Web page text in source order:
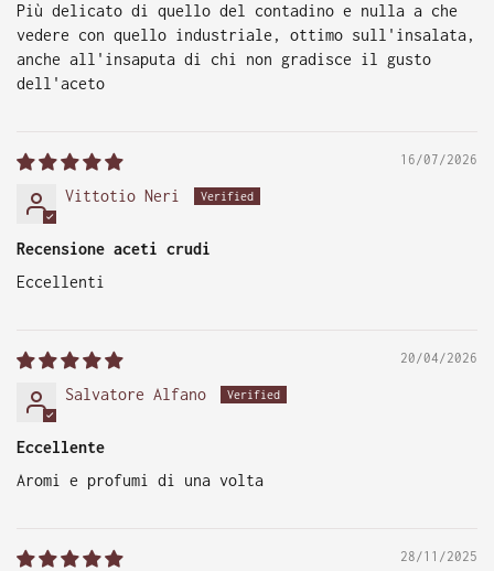
Più delicato di quello del contadino e nulla a che
vedere con quello industriale, ottimo sull'insalata,
anche all'insaputa di chi non gradisce il gusto
dell'aceto
16/07/2026
Vittotio Neri
Recensione aceti crudi
Eccellenti
20/04/2026
Salvatore Alfano
Eccellente
Aromi e profumi di una volta
28/11/2025